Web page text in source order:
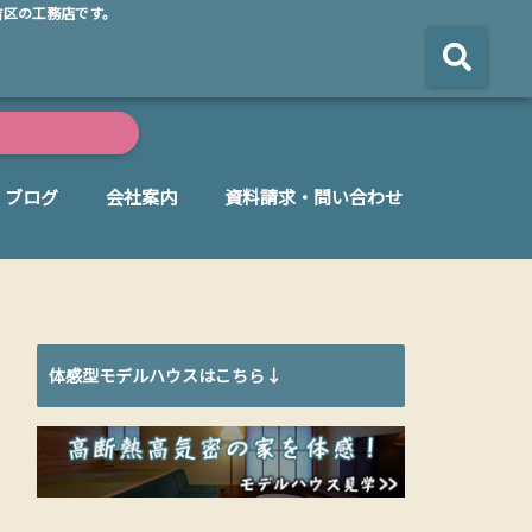
の工務店です。
ブログ 会社案内 資料請求・問い合わせ
体感型モデルハウスはこちら↓